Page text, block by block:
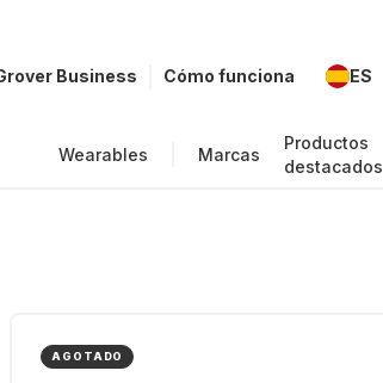
Business Cómo funciona ES
Wearables Marcas
Productos
destacados
AGOTADO